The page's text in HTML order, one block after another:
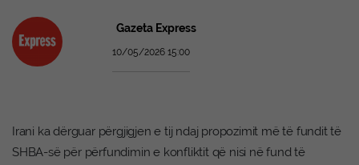
Gazeta Express
10/05/2026 15:00
Irani ka dërguar përgjigjen e tij ndaj propozimit më të fundit të
SHBA-së për përfundimin e konfliktit që nisi në fund të